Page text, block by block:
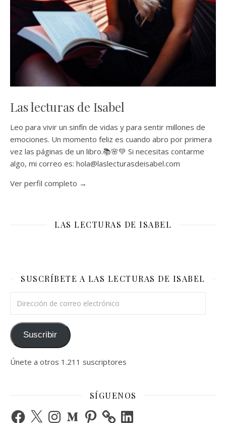
Las lecturas de Isabel
Leo para vivir un sinfín de vidas y para sentir millones de
emociones. Un momento feliz es cuando abro por primera
vez las páginas de un libro.📚🌸💚 Si necesitas contarme
algo, mi correo es: hola@laslecturasdeisabel.com
Ver perfil completo →
LAS LECTURAS DE ISABEL
SUSCRÍBETE A LAS LECTURAS DE ISABEL
Suscribir
Únete a otros 1.211 suscriptores
SÍGUENOS
Facebook
X InstagramMediumPinterest LinkedIn